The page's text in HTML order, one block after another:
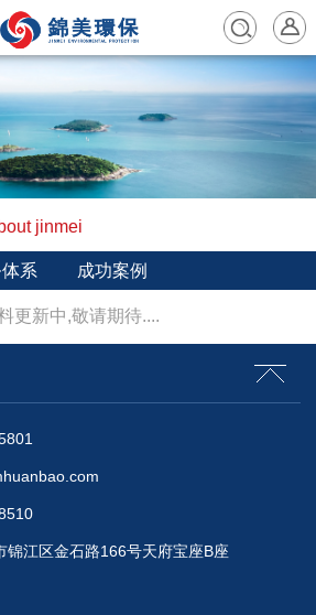
jinmei
系 成功案例
更新中,敬请期待....
锦江区金石路166号天府宝座B座